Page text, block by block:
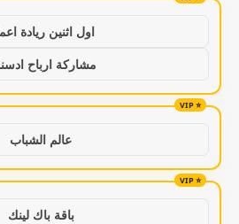
اول اثنين ريادة
مشاركة ارباح
عالم الشباب
باقة باك لينك